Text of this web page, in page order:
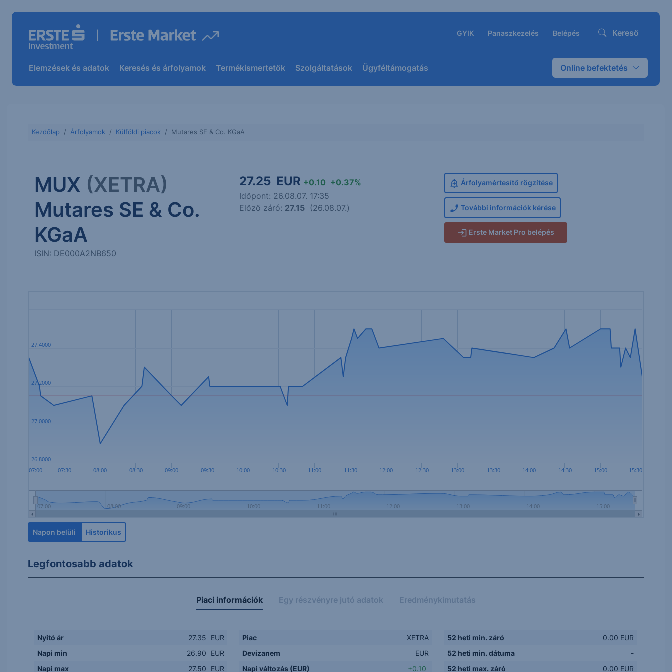
GYIK Panaszkezelés Belépés Kereső
Elemzések és adatok Keresés és árfolyamok Termékismertetők Szolgáltatások Ügyféltámogatás Online befektetés
Kezdőlap Árfolyamok Külföldi piacok Mutares SE & Co. KGaA
MUX (XETRA)
Mutares SE & Co.
KGaA
ISIN: DE000A2NB650
27.25 EUR +0.10 +0.37%
Időpont: 26.08.07. 17:35
Előző záró: 27.15 (26.08.07.)
Árfolyamértesítő rögzítése
További információk kérése
Erste Market Pro belépés
07:00 07:30 08:00 08:30 09:00 09:30 10:00 10:30 11:00 11:30 12:00 12:30 13:00 13:30 14:00 14:30 15:00 15:30
07:00 08:00 09:00 10:00 11:00 12:00 13:00 14:00 15:00
26.8000
27.0000
27.2000
27.4000
Napon belüli Historikus
Legfontosabb adatok
Piaci információk Egy részvényre jutó adatok Eredménykimutatás
Nyitó ár 27.35
EUR
Napi min
26.90
EUR
Napi max
27.50
EUR
Piac
XETRA
Devizanem
EUR
Napi változás (EUR)
+0.10
52 heti min. záró
0.00 EUR
52 heti min. dátuma
-
52 heti max. záró
0.00 EUR